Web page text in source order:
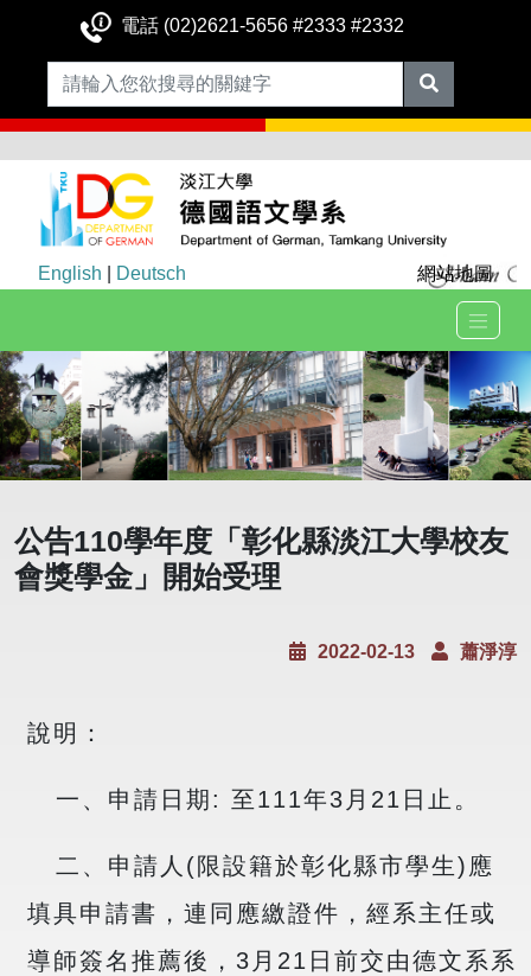
電話 (02)2621-5656 #2333 #2332
English Deutsch 網站地圖
公告110學年度「彰化縣淡江⼤學校友
會獎學⾦」開始受理
2022-02-13 蕭淨淳
說明：
一、申請日期: ⾄111年3⽉21⽇⽌。
二、申請人(限設籍於彰化縣市學生)應
填具申請書，連同應繳證件，經系主任或
導師簽名推薦後，3月21日前交由德文系系